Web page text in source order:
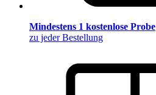
Mindestens 1 kostenlose Probe
zu jeder Bestellung